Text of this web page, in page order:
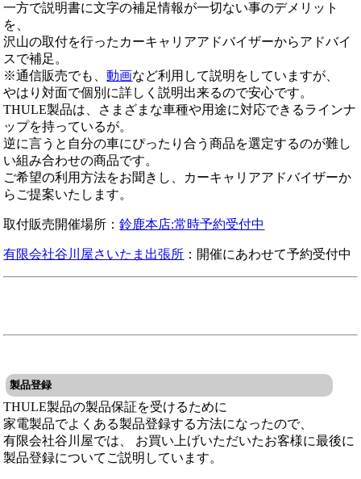
一方で説明書に文字の補足情報が一切ない事のデメリット
を、
沢山の取付を行ったカーキャリアアドバイザーからアドバイ
スで補足。
※通信販売でも、動画など利用して説明をしていますが、
やはり対面で個別に詳しく説明出来るので安心です。
THULE製品は、さまざまな車種や用途に対応できるラインナ
ップを持っているが。
逆に言うと自分の車にぴったり合う商品を選定するのが難し
い組み合わせの商品です。
ご希望の利用方法をお聞きし、カーキャリアアドバイザーか
らご提案いたします。
取付販売開催場所：鈴鹿本店:常時予約受付中
有限会社谷川屋さいたま出張所 ：開催にあわせて予約受付中
製品登録
THULE製品の製品保証を受けるために
家電製品でよくある製品登録する方法になったので、
有限会社谷川屋では、 お買い上げいただいたお客様に最後に
製品登録についてご説明しています。